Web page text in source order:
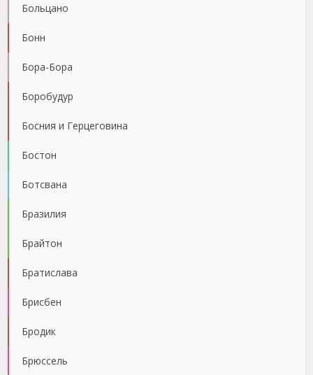
Больцано
Бонн
Бора-Бора
Боробудур
Босния и Герцеговина
Бостон
Ботсвана
Бразилия
Брайтон
Братислава
Брисбен
Бродик
Брюссель